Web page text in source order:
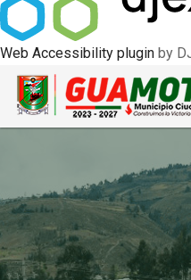
Web Accessibility plugin by